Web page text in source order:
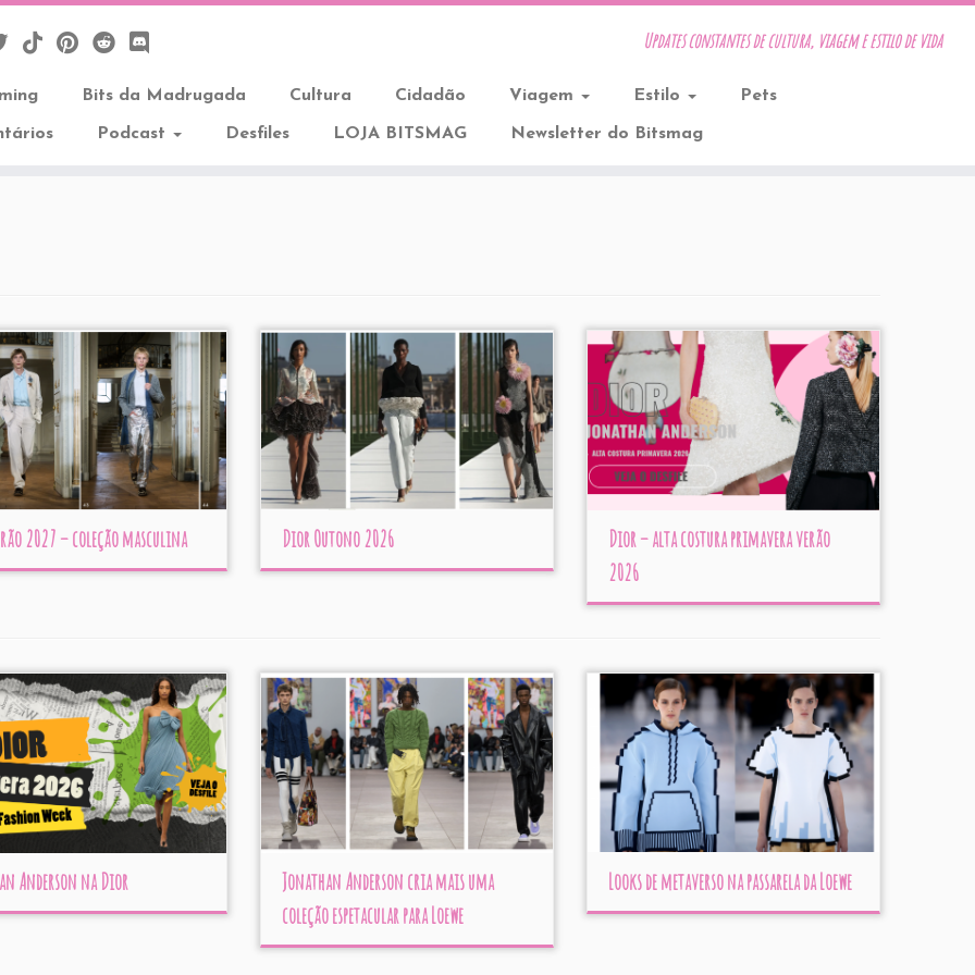
Updates constantes de cultura, viagem e estilo de vida
Bits da Madrugada Cultura Cidadão Viagem Estilo Pets
Podcast Desfiles LOJA BITSMAG Newsletter do Bitsmag
2027 – coleção masculina Dior Outono 2026
Dior – alta costura primavera verão
2026
Anderson na Dior
Jonathan Anderson cria mais uma
coleção espetacular para Loewe
Looks de metaverso na passarela da Loewe